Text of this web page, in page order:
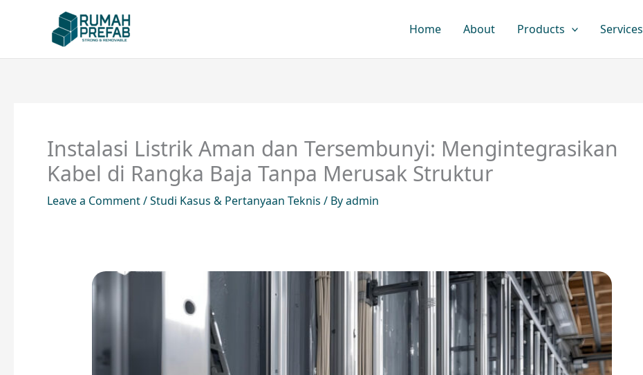
Home About Products Services
Instalasi Listrik Aman dan Tersembunyi: Mengintegrasikan
Kabel di Rangka Baja Tanpa Merusak Struktur
Leave a Comment/Studi Kasus & Pertanyaan Teknis / Byadmin